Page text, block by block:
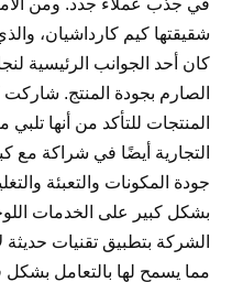
في جذب عملاء جدد. ومن
الصارم بجودة المنتج.
المنتجات للتأكد من أنها تلبي
التجارية أيضًا في شراكة مع
بشكل كبير على الخدمات
الشركة بتطبيق تقنيات حديثة
مما يسمح لها بالتعامل